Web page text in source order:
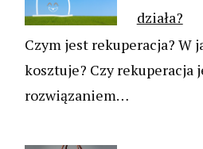
działa?
Czym jest rekuperacja? W
kosztuje? Czy rekuperacja
rozwiązaniem…